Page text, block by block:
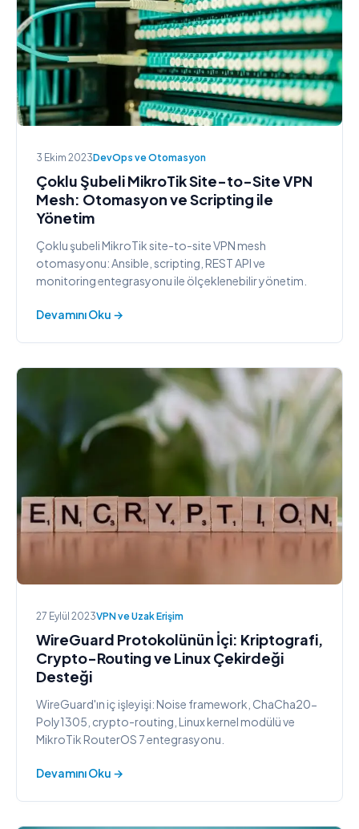
3 Ekim 2023DevOps ve Otomasyon
Çoklu Şubeli MikroTik Site-to-Site VPN
Mesh: Otomasyon ve Scripting ile
Yönetim
Çoklu şubeli MikroTik site-to-site VPN mesh
otomasyonu: Ansible, scripting, REST API ve
monitoring entegrasyonu ile ölçeklenebilir yönetim.
Devamını Oku →
27 Eylül 2023VPN ve Uzak Erişim
WireGuard Protokolünün İçi: Kriptografi,
Crypto-Routing ve Linux Çekirdeği
Desteği
WireGuard'ın iç işleyişi: Noise framework, ChaCha20-
Poly1305, crypto-routing, Linux kernel modülü ve
MikroTik RouterOS 7 entegrasyonu.
Devamını Oku →